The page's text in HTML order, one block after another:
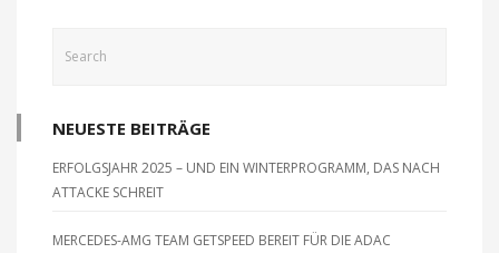
NEUESTE BEITRÄGE
ERFOLGSJAHR 2025 – UND EIN WINTERPROGRAMM, DAS NACH
ATTACKE SCHREIT
MERCEDES-AMG TEAM GETSPEED BEREIT FÜR DIE ADAC